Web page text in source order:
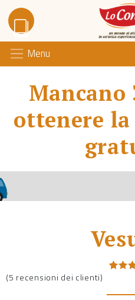
Lo
Menu
Mancano
ottenere
su
(5 recensioni dei clienti)